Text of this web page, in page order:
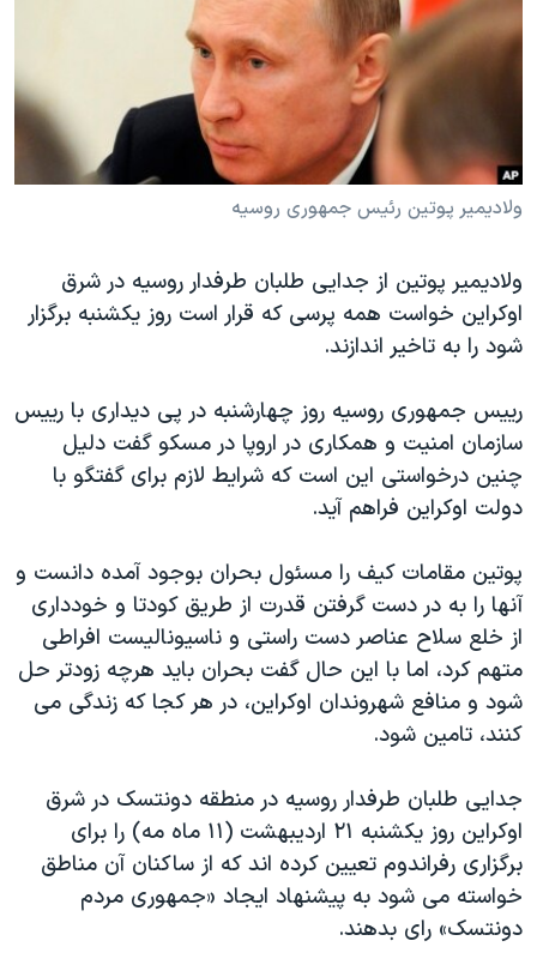
فرهنگ و زندگی
حقوق شهروندی
علم و فناوری
آرشیو پخش زنده
مستندها
انتخابات ریاست جمهوری آمریکا ۲۰۲۴
حمله جمهوری اسلامی به اسرائیل
رمز مهسا
مجموعه مستندهای دادخواهی
تریبونال مردمی آبان ۹۸
چهل سال گروگان‌گیری
قانون شفافیت دارائی کادر رهبری ایران
اعتراضات مردمی آبان ۹۸
نرگس محمدی برنده جایزه نوبل صلح
همایش محافظه‌کاران آمریکا «سی‌پک»
صفحه‌های ویژه
سفر پرزیدنت ترامپ به چین
دنبال کنید
زبانهای مختلف
ولادیمیر پوتین رئیس جمهوری روسیه
ولادیمیر پوتین از جدایی طلبان طرفدار روسیه در شرق
اوکراین خواست همه پرسی که قرار است روز یکشنبه برگزار
شود را به تاخیر اندازند.
رییس جمهوری روسیه روز چهارشنبه در پی دیداری با رییس
سازمان امنیت و همکاری در اروپا در مسکو گفت دلیل
چنین درخواستی این است که شرایط لازم برای گفتگو با
دولت اوکراین فراهم آید.
پوتین مقامات کیف را مسئول بحران بوجود آمده دانست و
آنها را به در دست گرفتن قدرت از طریق کودتا و خودداری
از خلع سلاح عناصر دست راستی و ناسیونالیست افراطی
متهم کرد، اما با این حال گفت بحران باید هرچه زودتر حل
شود و منافع شهروندان اوکراین، در هر کجا که زندگی می
کنند، تامین شود.
جدایی طلبان طرفدار روسیه در منطقه دونتسک در شرق
اوکراین روز یکشنبه ۲۱ اردیبهشت (۱۱ ماه مه) را برای
برگزاری رفراندوم تعیین کرده اند که از ساکنان آن مناطق
خواسته می شود به پیشنهاد ایجاد «جمهوری مردم
دونتسک» رای بدهند.